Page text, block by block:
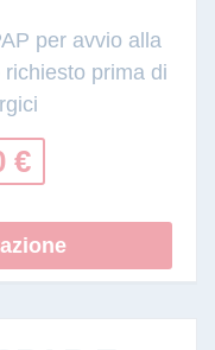
per avvio alla
prima di
€